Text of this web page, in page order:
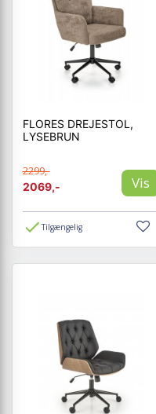
FLORES DREJESTOL,
LYSEBRUN
2299,-
2069,-
Vis
Tilgængelig